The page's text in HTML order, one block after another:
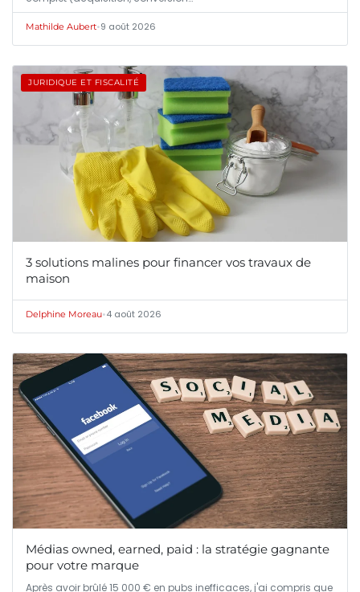
Mathilde Aubert•9 août 2026
JURIDIQUE ET FISCALITÉ
3 solutions malines pour financer vos travaux de
maison
Delphine Moreau•4 août 2026
Médias owned, earned, paid : la stratégie gagnante
pour votre marque
Après avoir brûlé 15 000 € en pubs inefficaces, j'ai compris que